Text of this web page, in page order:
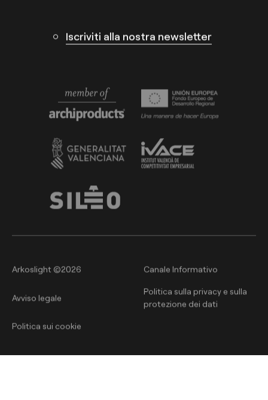
Iscriviti alla nostra newsletter
Arkoslight ©2026 Canale Informativo
Avviso legale
Politica sulla privacy e sulla
protezione dei dati
Politica sui cookie